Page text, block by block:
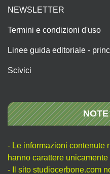
NEWSLETTER
Termini e condizioni d'uso
Linee guida editoriale -
Scivici
- Le informazioni contenute
hanno carattere
- Il sito studiocerbone.com